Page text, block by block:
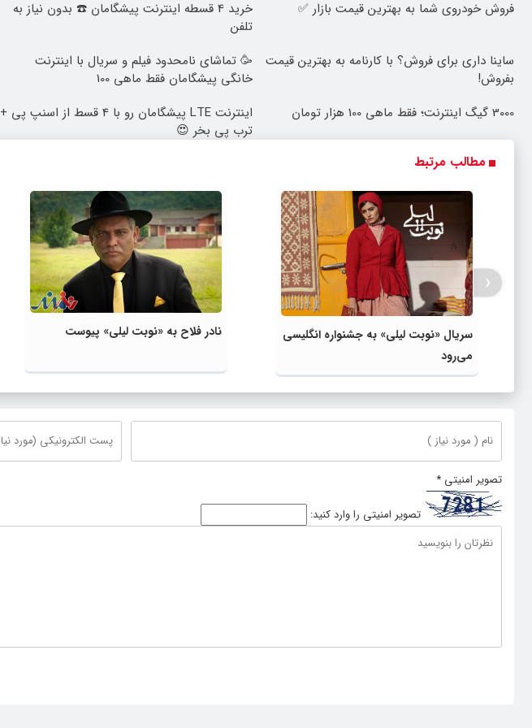
فروش خودروی شما به بهترین قیمت بازار ✅
خرید 4 قسطه اینترنت پیشگامان ☎️ بدون نیاز به
تلفن
ساینا داری برای فروش؟ با کارنامه به بهترین قیمت
بفروش!
🥳 تماشای نامحدود فیلم و سریال با اینترنت
خانگی پیشگامان فقط ماهی 100
3000 گیگ اینترنت؛ فقط ماهی 100 هزار تومان
اینترنت LTE پیشگامان رو با 4 قسط از اسنپ پی +
ترب پی بخر 😍
مطالب مرتبط
سریال «نوبت لیلی» به جشنواره انگلیسی
می‌رود
نادر فلاح به «نوبت لیلی» پیوست
‹
تصویر امنیتی *
تصویر امنیتی را وارد کنید: